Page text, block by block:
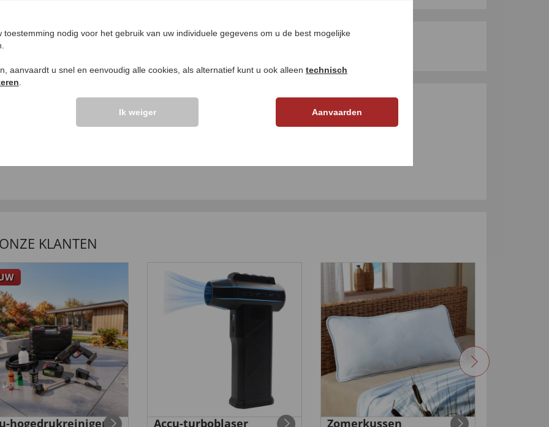
UW PRODUCTVRAGEN
KLANTEN
hogedrukreiniger Accu-turboblaser Zomerkussen
nodig voor het gebruik van uw individuele gegevens om u de best mogelijke
aanvaardt u snel en eenvoudig alle cookies, als alternatief kunt u ook alleen technisch
Ik weiger Aanvaarden